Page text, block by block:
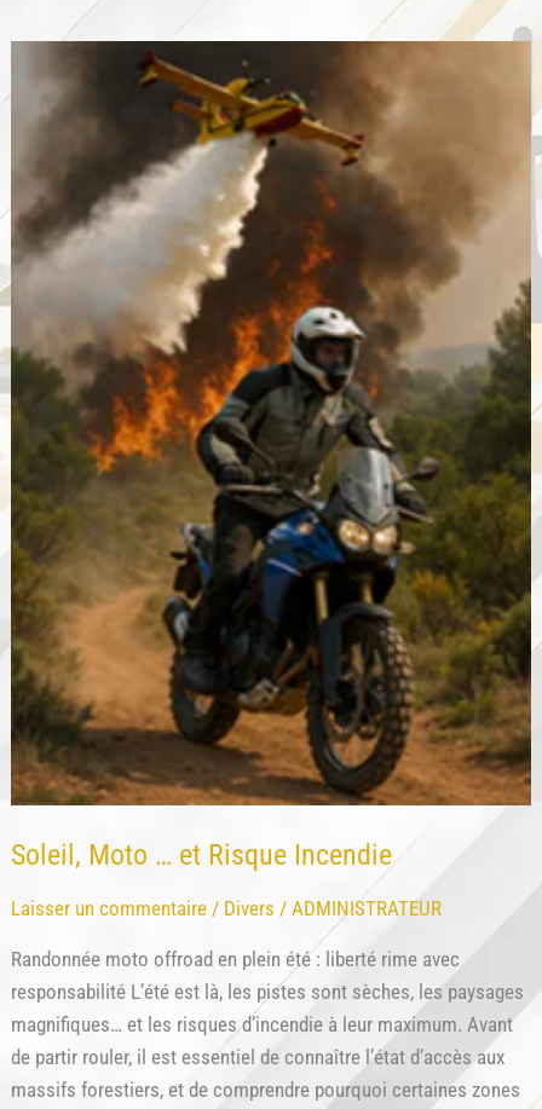
Offroad
Complet
Soleil, Moto … et Risque Incendie
Laisser un commentaire / Divers /ADMINISTRATEUR
Randonnée moto offroad en plein été : liberté rime avec
responsabilité L’été est là, les pistes sont sèches, les paysages
magnifiques… et les risques d’incendie à leur maximum. Avant
de partir rouler, il est essentiel de connaître l’état d’accès aux
massifs forestiers, et de comprendre pourquoi certaines zones